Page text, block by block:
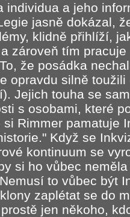
individua a jeho
jasně dokázal,
klidně přihlíží,
zároveň tím
To, že posádka
opravdu silně
Jejich touha se
s osobami, které
si Rimmer pamatuje
Když se
kontinuum se
si ho vůbec
Nemusí to vůbec být
zaplétat se do
jen někoho,